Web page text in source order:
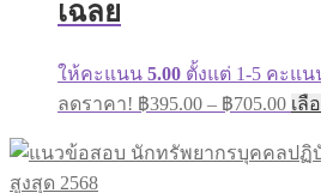
เฉลย
ให้คะแนน 5.00 ตั้งแต่ 1-5 คะแน
ลดราคา! ฿395.00 – ฿705.00
฿
เลื